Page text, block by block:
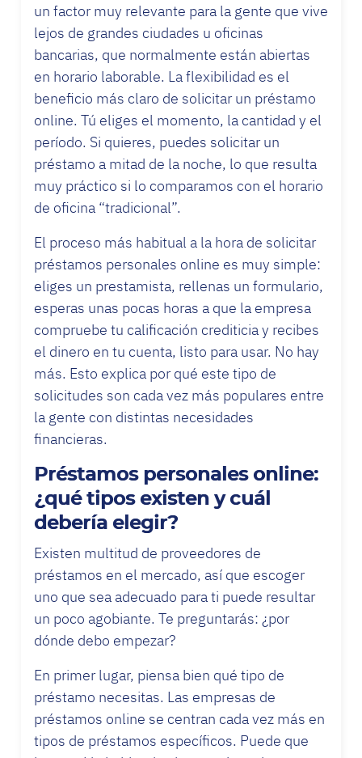
un factor muy relevante para la gente que vive
lejos de grandes ciudades u oficinas
bancarias, que normalmente están abiertas
en horario laborable. La flexibilidad es el
beneficio más claro de solicitar un préstamo
online. Tú eliges el momento, la cantidad y el
período. Si quieres, puedes solicitar un
préstamo a mitad de la noche, lo que resulta
muy práctico si lo comparamos con el horario
de oficina “tradicional”.
El proceso más habitual a la hora de solicitar
préstamos personales online es muy simple:
eliges un prestamista, rellenas un formulario,
esperas unas pocas horas a que la empresa
compruebe tu calificación crediticia y recibes
el dinero en tu cuenta, listo para usar. No hay
más. Esto explica por qué este tipo de
solicitudes son cada vez más populares entre
la gente con distintas necesidades
financieras.
Préstamos personales online:
¿qué tipos existen y cuál
debería elegir?
Existen multitud de proveedores de
préstamos en el mercado, así que escoger
uno que sea adecuado para ti puede resultar
un poco agobiante. Te preguntarás: ¿por
dónde debo empezar?
En primer lugar, piensa bien qué tipo de
préstamo necesitas. Las empresas de
préstamos online se centran cada vez más en
tipos de préstamos específicos. Puede que